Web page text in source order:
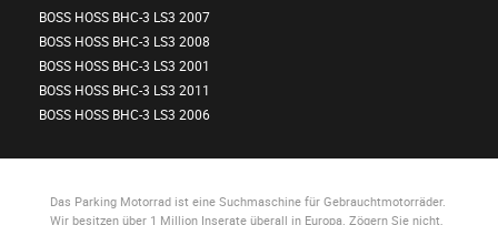
BOSS HOSS BHC-3 LS3 2007
BOSS HOSS BHC-3 LS3 2008
BOSS HOSS BHC-3 LS3 2001
BOSS HOSS BHC-3 LS3 2011
BOSS HOSS BHC-3 LS3 2006
Das Parking Motorradist eine Suchmaschine für Gebrauchtmotorräder.
Wir besitzen über 1 Million Inserate überall in Europa. Zögern Sie nicht,